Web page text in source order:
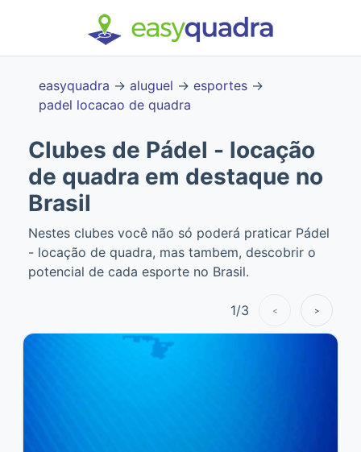
easyquadra → aluguel → esportes →
padel locacao de quadra
Clubes de Pádel - locação
de quadra em destaque no
Brasil
Nestes clubes você não só poderá praticar Pádel
- locação de quadra, mas tambem, descobrir o
potencial de cada esporte no Brasil.
1/3 < >